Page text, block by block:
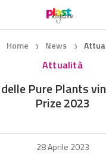
Home ❯ News ❯
Attualità
Pure Plants
Prize 2023
28 Aprile 2023